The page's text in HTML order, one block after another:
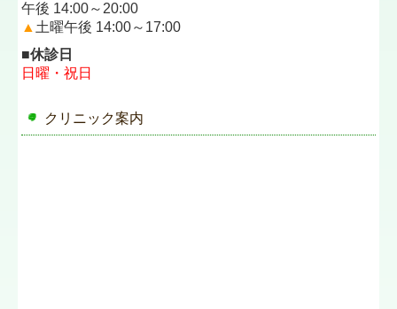
クリニック案内
午後 14:00～20:00
▲ 土曜午後 14:00～17:00
■休診日
日曜・祝日